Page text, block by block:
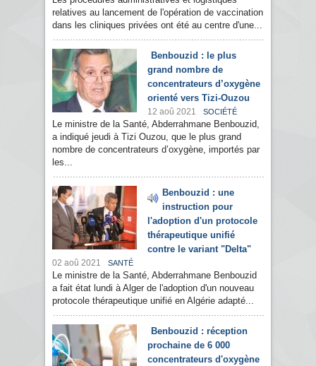
relatives au lancement de l'opération de vaccination
dans les cliniques privées ont été au centre d'une...
Benbouzid : le plus
grand nombre de
concentrateurs d’oxygène
orienté vers Tizi-Ouzou
12 aoû 2021 SOCIÉTÉ
Le ministre de la Santé, Abderrahmane Benbouzid,
a indiqué jeudi à Tizi Ouzou, que le plus grand
nombre de concentrateurs d’oxygène, importés par
les...
Benbouzid : une
instruction pour
l'adoption d'un protocole
thérapeutique unifié
contre le variant "Delta"
02 aoû 2021 SANTÉ
Le ministre de la Santé, Abderrahmane Benbouzid
a fait état lundi à Alger de l'adoption d'un nouveau
protocole thérapeutique unifié en Algérie adapté...
Benbouzid : réception
prochaine de 6 000
concentrateurs d'oxygène